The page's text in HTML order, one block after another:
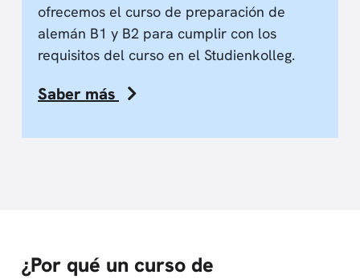
ofrecemos el curso de preparación de
alemán B1 y B2 para cumplir con los
requisitos del curso en el Studienkolleg.
Saber más
¿Por qué un curso de